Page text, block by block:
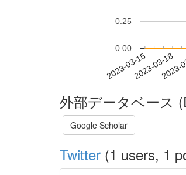
2023-03-152023-03-18
0.00
0.25
外部データベース
Google Scholar
Twitter (1 users, 1